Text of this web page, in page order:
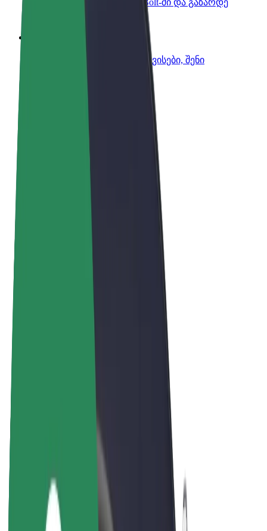
დაამატე შენი ავტოპარკი Bolt-ში და გაზარდე
Bolt-ის პროდუქტები და სერვისები, შენი
წესები და პირობები
კურიერები
კურიერის შემოსავლები